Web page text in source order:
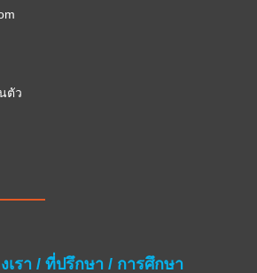
ตัว
เรา / ที่ปรึกษา / การศึกษา